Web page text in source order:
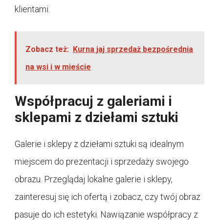
klientami.
Zobacz też: Kurna jaj sprzedaż bezpośrednia
na wsi i w mieście
Współpracuj z galeriami i
sklepami z dziełami sztuki
Galerie i sklepy z dziełami sztuki są idealnym
miejscem do prezentacji i sprzedaży swojego
obrazu. Przeglądaj lokalne galerie i sklepy,
zainteresuj się ich ofertą i zobacz, czy twój obraz
pasuje do ich estetyki. Nawiązanie współpracy z